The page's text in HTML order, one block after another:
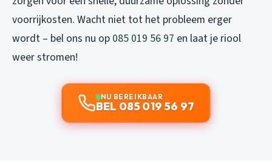
voorrijkosten. Wacht niet tot het probleem erger
wordt – bel ons nu op 085 019 56 97 en laat je riool
weer stromen!
NU BEREIKBAAR
BEL 085 019 56 97